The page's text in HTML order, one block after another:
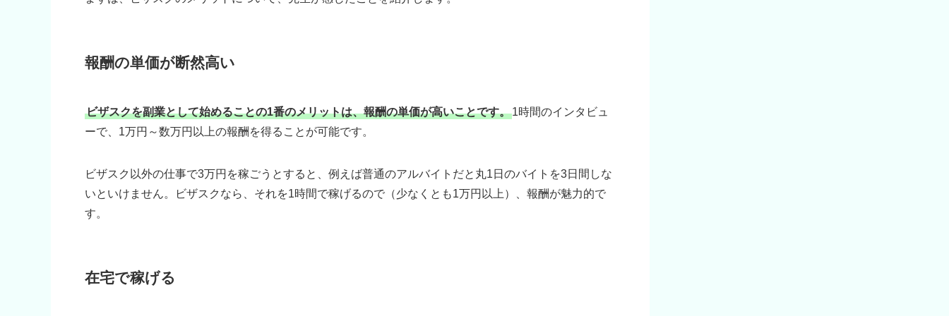
報酬の単価が断然高い
ビザスクを副業として始めることの1番のメリットは、報酬の単価が高いことです。1時間のインタビュ
ーで、1万円～数万円以上の報酬を得ることが可能です。
ビザスク以外の仕事で3万円を稼ごうとすると、例えば普通のアルバイトだと丸1日のバイトを3日間しな
いといけません。ビザスクなら、それを1時間で稼げるので（少なくとも1万円以上）、報酬が魅力的で
す。
在宅で稼げる